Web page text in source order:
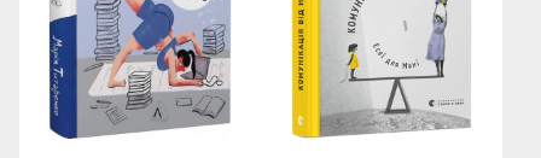
ЛітАкценті. Членкиня журі конкурсу художнього репортажу
«Самовидець» видавництва «Темпора» (2016-2021). Авторка
майстерні з есеїстики на Освіторії.